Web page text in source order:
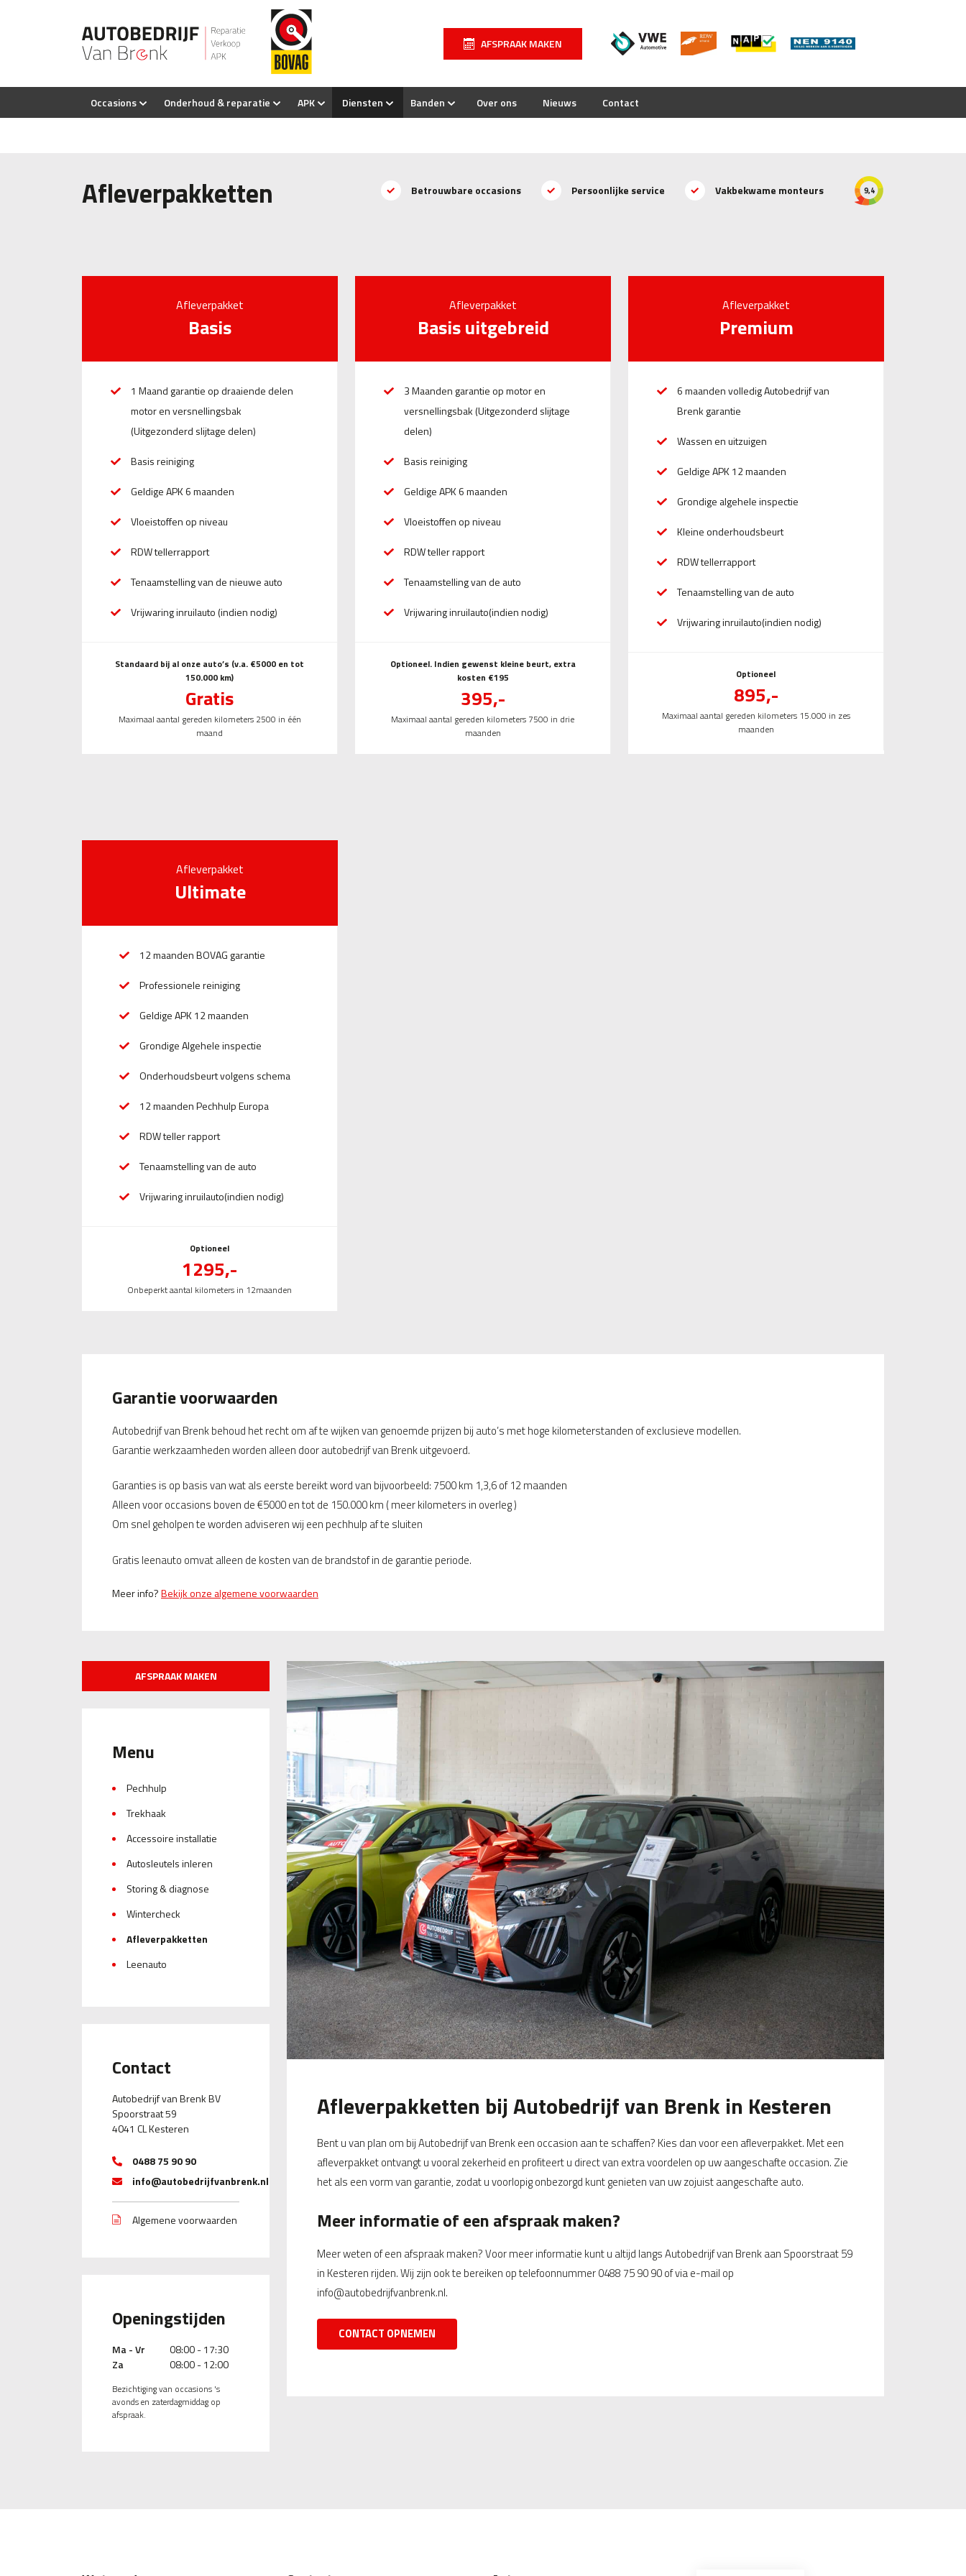
AFSPRAAK MAKEN
Occasions Onderhoud & reparatie APK Diensten Banden Over ons Nieuws Contact
Afleverpakketten Betrouwbare occasions Persoonlijke service Vakbekwame monteurs 9,4
Afleverpakket
Basis
1 Maand garantie op draaiende delen
motor en versnellingsbak
(Uitgezonderd slijtage delen)
Basis reiniging
Geldige APK 6 maanden
Vloeistoffen op niveau
RDW tellerrapport
Tenaamstelling van de nieuwe auto
Vrijwaring inruilauto (indien nodig)
Standaard bij al onze auto’s (v.a. €5000 en tot
150.000 km)
Gratis
Maximaal aantal gereden kilometers 2500 in één
maand
Afleverpakket
Basis uitgebreid
3 Maanden garantie op motor en
versnellingsbak (Uitgezonderd slijtage
delen)
Basis reiniging
Geldige APK 6 maanden
Vloeistoffen op niveau
RDW teller rapport
Tenaamstelling van de auto
Vrijwaring inruilauto(indien nodig)
Optioneel. Indien gewenst kleine beurt, extra
kosten €195
395,-
Maximaal aantal gereden kilometers 7500 in drie
maanden
Afleverpakket
Premium
6 maanden volledig Autobedrijf van
Brenk garantie
Wassen en uitzuigen
Geldige APK 12 maanden
Grondige algehele inspectie
Kleine onderhoudsbeurt
RDW tellerrapport
Tenaamstelling van de auto
Vrijwaring inruilauto(indien nodig)
Optioneel
895,-
Maximaal aantal gereden kilometers 15.000 in zes
maanden
Afleverpakket
Ultimate
12 maanden BOVAG garantie
Professionele reiniging
Geldige APK 12 maanden
Grondige Algehele inspectie
Onderhoudsbeurt volgens schema
12 maanden Pechhulp Europa
RDW teller rapport
Tenaamstelling van de auto
Vrijwaring inruilauto(indien nodig)
Optioneel
1295,-
Onbeperkt aantal kilometers in 12maanden
Garantie voorwaarden
Autobedrijf van Brenk behoud het recht om af te wijken van genoemde prijzen bij auto’s met hoge kilometerstanden of exclusieve modellen.
Garantie werkzaamheden worden alleen door autobedrijf van Brenk uitgevoerd.
Garanties is op basis van wat als eerste bereikt word van bijvoorbeeld: 7500 km 1,3,6 of 12 maanden
Alleen voor occasions boven de €5000 en tot de 150.000 km ( meer kilometers in overleg )
Om snel geholpen te worden adviseren wij een pechhulp af te sluiten
Gratis leenauto omvat alleen de kosten van de brandstof in de garantie periode.
Meer info?Bekijk onze algemene voorwaarden
AFSPRAAK MAKEN
Menu
Pechhulp
Trekhaak
Accessoire installatie
Autosleutels inleren
Storing & diagnose
Wintercheck
Afleverpakketten
Leenauto
Contact
Autobedrijf van Brenk BV
Spoorstraat 59
4041 CL Kesteren
0488 75 90 90
info@autobedrijfvanbrenk.nl
Algemene voorwaarden
Openingstijden
Ma - Vr
08:00 - 17:30
Za
08:00 - 12:00
Bezichtiging van occasions 's
avonds en zaterdagmiddag op
afspraak.
Afleverpakketten bij Autobedrijf van Brenk in Kesteren
Bent u van plan om bij Autobedrijf van Brenk een occasion aan te schaffen? Kies dan voor een afleverpakket. Met een
afleverpakket ontvangt u vooral zekerheid en profiteert u direct van extra voordelen op uw aangeschafte occasion. Zie
het als een vorm van garantie, zodat u voorlopig onbezorgd kunt genieten van uw zojuist aangeschafte auto.
Meer informatie of een afspraak maken?
Meer weten of een afspraak maken? Voor meer informatie kunt u altijd langs Autobedrijf van Brenk aan Spoorstraat 59
in Kesteren rijden. Wij zijn ook te bereiken op telefoonnummer 0488 75 90 90 of via e-mail op
info@autobedrijfvanbrenk.nl.
CONTACT OPNEMEN